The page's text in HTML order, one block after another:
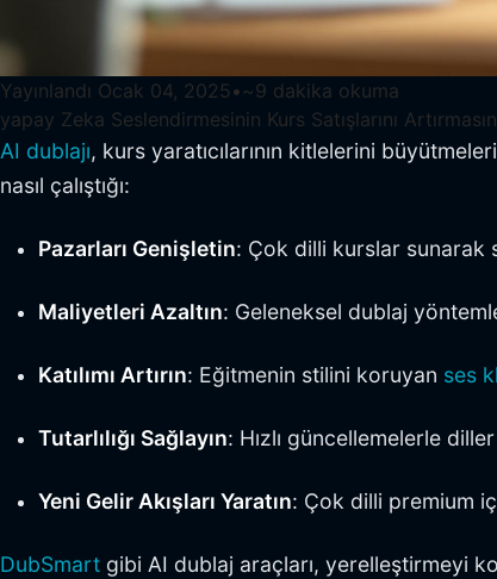
Yayınlandı Ocak 04, 2025 • ~9 dakika okuma
yapay Zeka Seslendirmesinin Kurs Satışlarını
AI dublajı, kurs yaratıcılarının kitlelerini
nasıl çalıştığı:
Pazarları Genişletin: Çok dilli kurslar sunarak
Maliyetleri Azaltın: Geleneksel dublaj
Katılımı Artırın: Eğitmenin stilini koruyan ses
Tutarlılığı Sağlayın: Hızlı güncellemelerle
Yeni Gelir Akışları Yaratın: Çok dilli premium
DubSmart gibi AI dublaj araçları, yerelleştirmeyi